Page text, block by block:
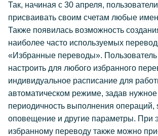
Так, начиная с 30 апреля,
присваивать своим счетам любые
Также появилась возможность
наиболее часто используемых
«Избранные переводы».
настроить для любого избранного
индивидуальное расписание для
автоматическом режиме, задав
периодичность выполнения операций,
оповещение и другие параметры. При
избранному переводу также можно